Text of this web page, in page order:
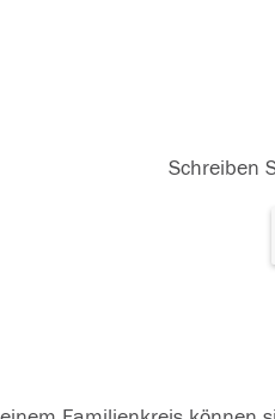
Schreiben